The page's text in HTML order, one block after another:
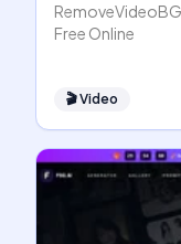
Free Online
🎬Video